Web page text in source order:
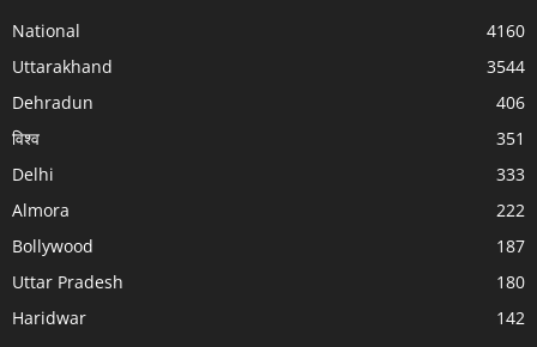
National
4160
Uttarakhand
3544
Dehradun
406
विश्व
351
Delhi
333
Almora
222
Bollywood
187
Uttar Pradesh
180
Haridwar
142